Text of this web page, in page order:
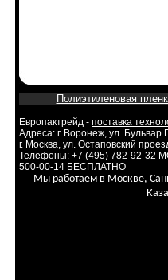
Полиэтиленовая
Европактрейд - поставка
Адреса: г. Воронеж, ул.
г. Москва, ул. Остаповский
Телефоны: +7 (495) 782-92-32
500-00-14 БЕСПЛАТНО
Мы работаем в Москве,